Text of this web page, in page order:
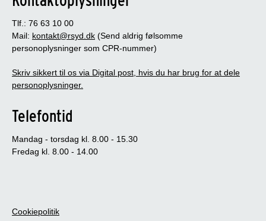
Tlf.: 76 63 10 00
Mail: kontakt@rsyd.dk (Send aldrig følsomme
personoplysninger som CPR-nummer)
Skriv sikkert til os via Digital post, hvis du har brug for at dele
personoplysninger.
Telefontid
Mandag - torsdag kl. 8.00 - 15.30
Fredag kl. 8.00 - 14.00
Cookiepolitik